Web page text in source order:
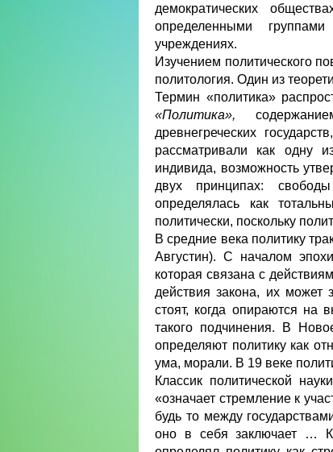
демократических
определенными
учреждениях.
Изучением политического
политология. Один из
Термин «политика»
«Политика»,
древнегреческих
рассматривали как одну
индивида, возможность
двух принципах:
определялась как
политически, поскольку
В средние века политику
Августин). С началом
которая связана с
действия закона, их может
стоят, когда опираются на
такого подчинения. В
определяют политику как
ума, морали. В 19 веке
Классик политической
«означает стремление к
будь то между
оно в себя заключает …